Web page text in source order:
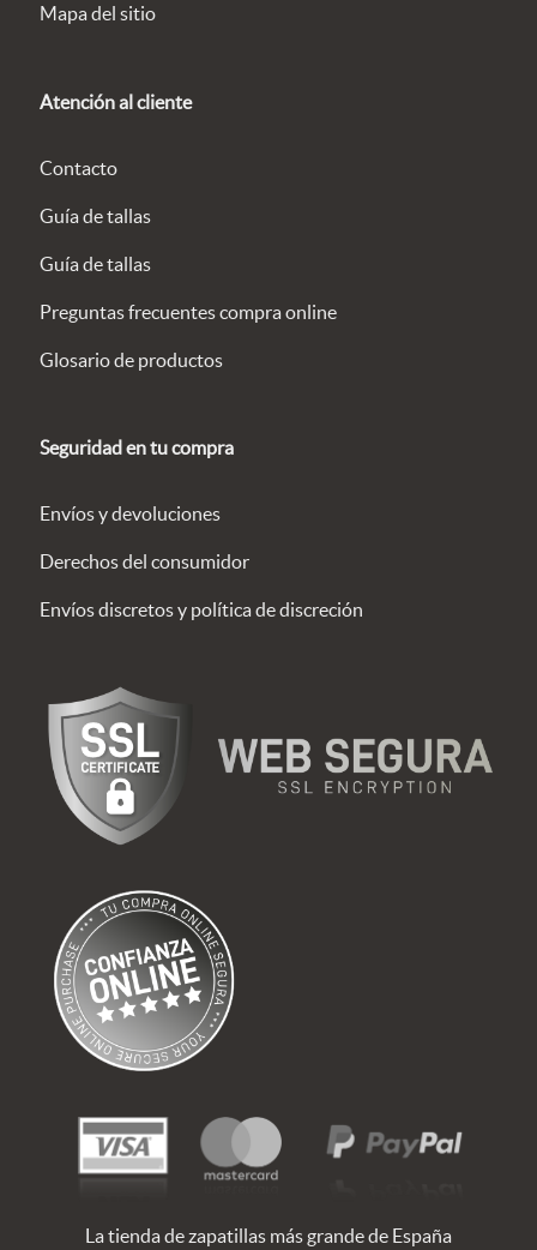
Mapa del sitio
Atención al cliente
Contacto
Guía de tallas
Guía de tallas
Preguntas frecuentes compra online
Glosario de productos
Seguridad en tu compra
Envíos y devoluciones
Derechos del consumidor
Envíos discretos y política de discreción
La tienda de zapatillas más grande de España